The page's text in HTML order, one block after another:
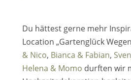
Du hättest gerne mehr
Location „Gartenglück
& Nico, Bianca & Fabian,
Helena & Momo durften wir